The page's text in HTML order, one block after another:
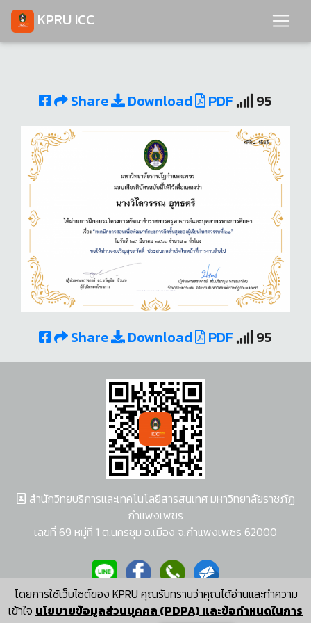
KPRU ICC
Share Download PDF 95
Share Download PDF 95
โดยการใช้เว็บไซต์ของ KPRU คุณรับทราบว่าคุณได้อ่านและทำความ
เข้าใจ นโยบายข้อมูลส่วนบุคคล (PDPA) และข้อกำหนดในการ
สำนักวิทยบริการและเทคโนโลยีสารสนเทศ มหาวิทยาลัยราชภัฏ
กำแพงเพชร
เลขที่ 69 หมู่ที่ 1 ต.นครชุม อ.เมือง จ.กำแพงเพชร 62000
ผู้พัฒนาระบบ อนุชา พวงผกา